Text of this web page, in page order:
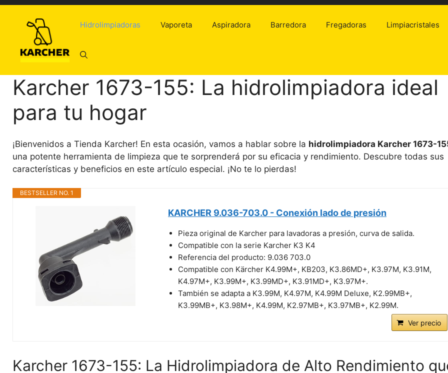
Saltar
contenido
Hidrolimpiadoras Vaporeta Aspiradora Barredora Fregadoras Limpiacristales
Karcher 1673-155: La hidrolimpiadora ideal
para tu hogar
¡Bienvenidos a Tienda Karcher! En esta ocasión, vamos a hablar sobre la hidrolimpiadora Karcher 1673-
una potente herramienta de limpieza que te sorprenderá por su eficacia y rendimiento. Descubre todas sus
características y beneficios en este artículo especial. ¡No te lo pierdas!
BESTSELLER NO. 1
KARCHER 9.036-703.0 - Conexión lado de presión
Pieza original de Karcher para lavadoras a presión, curva de salida.
Compatible con la serie Karcher K3 K4
Referencia del producto: 9.036 703.0
Compatible con Kärcher K4.99M+, KB203, K3.86MD+, K3.97M, K3.91M,
K4.97M+, K3.99M+, K3.99MD+, K3.91MD+, K3.97M+.
También se adapta a K3.99M, K4.97M, K4.99M Deluxe, K2.99MB+,
K3.99MB+, K3.98M+, K4.99M, K2.97MB+, K3.97MB+, K2.99M.
Ver precio
Karcher 1673-155: La Hidrolimpiadora de Alto Rendimiento